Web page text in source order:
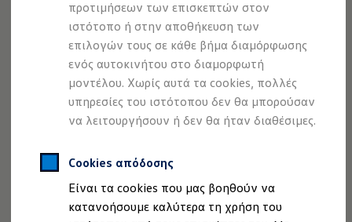
προτιμήσεων των επισκεπτών στον
ιστότοπο ή στην αποθήκευση των
επιλογών τους σε κάθε βήμα διαμόρφωσης
ενός αυτοκινήτου στο διαμορφωτή
μοντέλου. Χωρίς αυτά τα cookies, πολλές
υπηρεσίες του ιστότοπου δεν θα μπορούσαν
να λειτουργήσουν ή δεν θα ήταν διαθέσιμες.
Cookies απόδοσης
Είναι τα cookies που μας βοηθούν να
κατανοήσουμε καλύτερα τη χρήση του
Μύθοι & Αλήθειες για την ηλεκτροκίνηση
Πού μπορώ να φορτίσω;
Πόσο μακριά μπορώ να φτάσω;
Πώς μπορώ να πληρώσω;
Πώς μπορώ να φορτίσω;
Η αντλία θερμότητας στα ID.
Η λειτουργία ανάκτησης ενέργειας κατά την
Το σύστημα πέδησης στα ID.
Διαθέσιμα νέα και μεταχειρισμένα αυτοκίνητα
Διαθέσιμα νέα αυτοκίνητα
Χρηματοδότηση και Leasing
Volkswagen Easy Living
Χρηματοδότηση Auto Credit
Χρηματοδότηση Classic Credit
Καινοτόμες Τεχνολογίες